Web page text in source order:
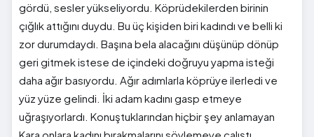
gördü, sesler yükseliyordu. Köprüdekilerden birinin
çığlık attığını duydu. Bu üç kişiden biri kadındı ve belli ki
zor durumdaydı. Başına bela alacağını düşünüp dönüp
geri gitmek istese de içindeki doğruyu yapma isteği
daha ağır basıyordu. Ağır adımlarla köprüye ilerledi ve
yüz yüze gelindi. İki adam kadını gasp etmeye
uğraşıyorlardı. Konuştuklarından hiçbir şey anlamayan